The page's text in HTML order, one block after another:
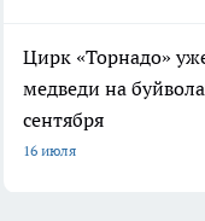
Цирк «Торнадо»
медведи на
сентября
16 июля